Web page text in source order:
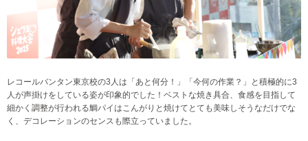
レコールバンタン東京校の3人は「あと何分！」「今何の作業？」と積極的に3
人が声掛けをしている姿が印象的でした！ベストな焼き具合、食感を目指して
細かく調整が行われる鯛パイはこんがりと焼けてとても美味しそうなだけでな
く、デコレーションのセンスも際立っていました。